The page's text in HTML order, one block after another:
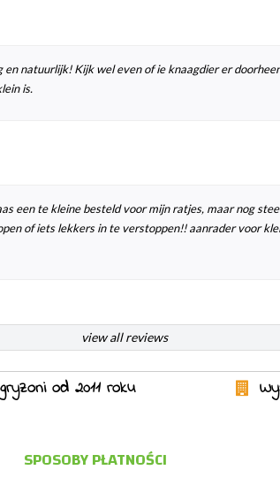
en natuurlijk! Kijk wel even of ie knaagdier er
is.
een te kleine besteld voor mijn ratjes, maar nog
of iets lekkers in te verstoppen!! aanrader voor
view all reviews
od 2011 roku
SPOSOBY PŁATNOŚCI